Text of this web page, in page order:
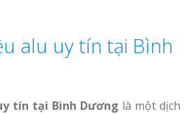
alu uy tín tại Bình
tín tại Bình Dương là một dịch